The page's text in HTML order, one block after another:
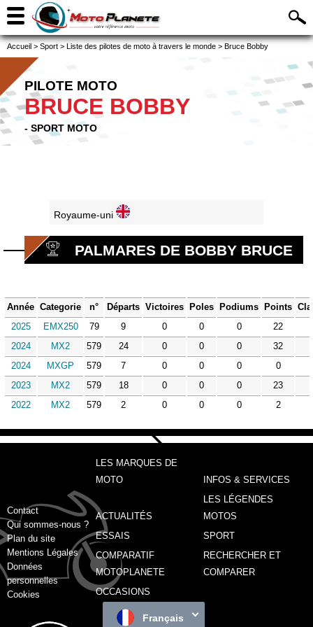
Accueil > Sport > Liste des pilotes de moto à travers le monde > Bruce Bobby
PILOTE MOTO
BRUCE BOBBY
- SPORT MOTO
Royaume-uni
PALMARES DE BOBBY BRUCE
Année Categorie n° Départs Victoires Poles Podiums Points
2025
EMX250 79 9 0 0 0
22
2024
MX2 579 24 0 0 0
32
2024
MXGP 579 7 0 0 0
0
2023
MX2 579 18 0 0 0
23
2022
MX2 579 2 0 0 0 2
Contact
Qui sommes-nous ?
Plan du site
Mentions Légales
Données
personnelles
Cookies
LES MARQUES DE
MOTO
INFOS & SERVICES
ACTUALITÉS
LES LÉGENDES
MOTOS
ESSAIS
SPORT
COMPARATIF
MOTOPLANETE
RECHERCHER ET
COMPARER
OCCASIONS
Français